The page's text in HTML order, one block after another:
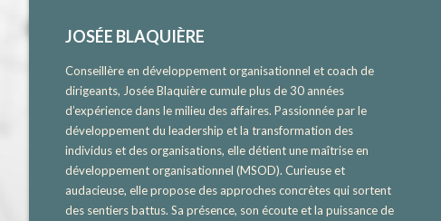
JOSÉE BLAQUIÈRE
Conseillère en développement organisationnel et coach de
dirigeants, Josée Blaquière cumule plus de 30 années
d’expérience dans le milieu des affaires. Passionnée par le
développement du leadership et la transformation des
individus et des organisations, elle détient une maîtrise en
développement organisationnel (MSOD). Curieuse et
audacieuse, elle propose des approches concrètes qui sortent
des sentiers battus. Sa présence, son écoute et la puissance de